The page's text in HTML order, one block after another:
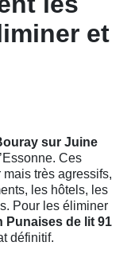
et
sur Juine
Ces
très agressifs,
les hôtels, les
Pour les éliminer
Punaises de lit 91
définitif.